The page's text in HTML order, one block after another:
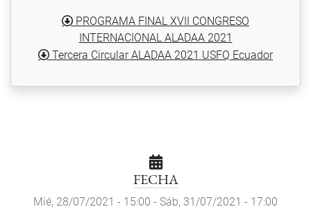
PROGRAMA FINAL XVII CONGRESO
INTERNACIONAL ALADAA 2021
Tercera Circular ALADAA 2021 USFQ Ecuador
FECHA
Mié, 28/07/2021 - 15:00 - Sáb, 31/07/2021 - 17:00